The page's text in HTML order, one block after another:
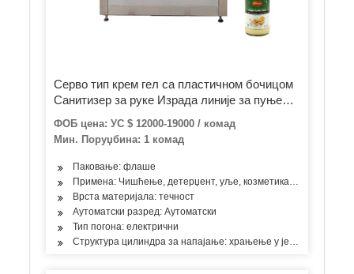
Серво тип крем гел са пластичном бочицом
Санитизер за руке Израда линије за пуњење
пасте од парадајза уље Уље од кикирики
маслаца Вискозна течност Аутоматска
машина за пуњење
ФОБ цена: УС $ 12000-19000 / комад
Мин. Поруџбина: 1 комад
Паковање: флаше
Примена: Чишћење, детерџент, уље, козметика, производи
Врста материјала: течност
Аутоматски разред: Аутоматски
Тип погона: електрични
Структура цилиндра за напајање: храњење у једној соби